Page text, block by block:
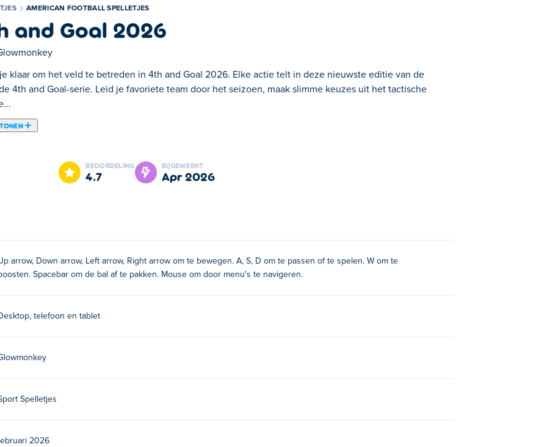
AMERICAN FOOTBALL SPELLETJES
and Goal 2026
klaar om het veld te betreden in 4th and Goal 2026. Elke actie telt in deze nieuwste editie van de
4th and Goal-serie. Leid je favoriete team door het seizoen, maak slimme keuzes uit het tactische
and Goal 2026. Elke actie telt in deze nieuwste editie van de geliefde 4th and Goal-serie. Leid je
aanval en een keiharde verdediging. Kun jij je team naar de titel leiden?
Poki.
BEOORDELING
4.7
BIJGEWERKT
apr 2026
arrow, Down arrow, Left arrow, Right arrow om te bewegen. A, S, D om te passen of te spelen. W om te
Spacebar om de bal af te pakken. Mouse om door menu's te navigeren.
telefoon en tablet
Spelletjes
2026